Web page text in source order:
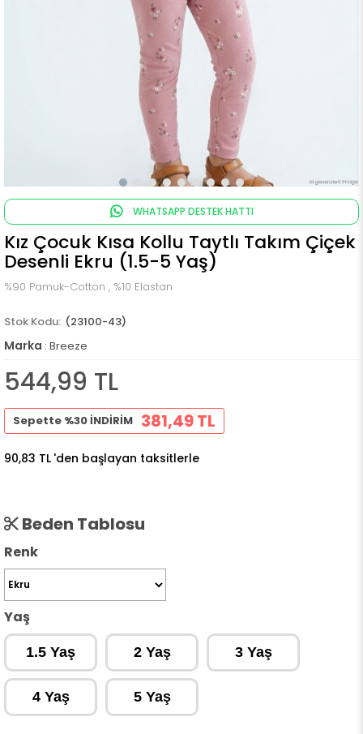
WHATSAPP DESTEK HATTI
Kız Çocuk Kısa Kollu Taytlı Takım Çiçek
Desenli Ekru (1.5-5 Yaş)
%90 Pamuk-Cotton , %10 Elastan
(23100-43)
Marka : Breeze
544,99 TL
Sepette %30 İNDİRİM 381,49 TL
90,83 TL 'den başlayan taksitlerle
Beden Tablosu
Renk
Yaş
1.5 Yaş 2 Yaş 3 Yaş
4 Yaş 5 Yaş